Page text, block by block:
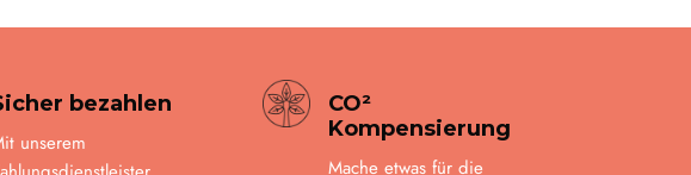
gewählt
bezahlen
unserem
CO²
Kompensierung
Mache etwas für die